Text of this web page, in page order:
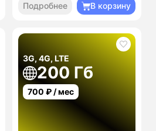
Подробнее В корзину
3G, 4G, LTE
200 Гб
700 ₽ / мес